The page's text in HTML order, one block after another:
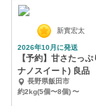
新實宏太
2026年10月に発送
【予約】甘さたっ
ナノスイート) 良
長野県飯田市
約2kg(5個〜8個)〜